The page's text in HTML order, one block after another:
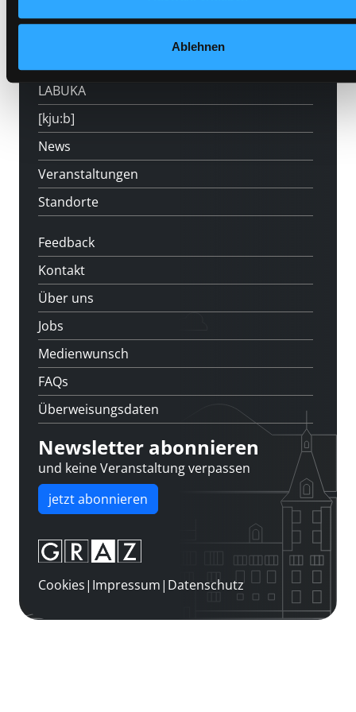
Ablehnen
LABUKA
[kju:b]
News
Veranstaltungen
Standorte
Feedback
Kontakt
Über uns
Jobs
Medienwunsch
FAQs
Überweisungsdaten
Newsletter abonnieren
und keine Veranstaltung verpassen
jetzt abonnieren
Cookies| Impressum| Datenschutz